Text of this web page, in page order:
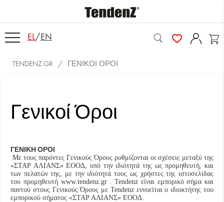
EL/EN
TENDENZ.GR ΓΕΝΙΚΟΊ ΌΡΟΙ
Γενικοί Όροι
ΓΕΝΙΚΗ ΟΡΟΙ
Με τους παρόντες Γενικούς Όρους ρυθμίζονται οι σχέσεις μεταξύ της
«ΣΤΑΡ ΑΛΙΑΝΣ» ΕΟΟΔ, υπό την ιδιότητά της ως προμηθευτή, και
των πελατών της, με την ιδιότητά τους ως χρήστες της ιστοσελίδας
του προμηθευτή www.tendenz.gr . Tendenz είναι εμπορικό σήμα και
παντού στους Γενικούς Όρους με Tendenz εννοείται ο ιδιοκτήτης του
εμπορικού σήματος «ΣΤΑΡ ΑΛΙΑΝΣ» ΕΟΟΔ.